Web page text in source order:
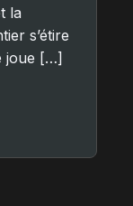
la
s’étire
joue […]